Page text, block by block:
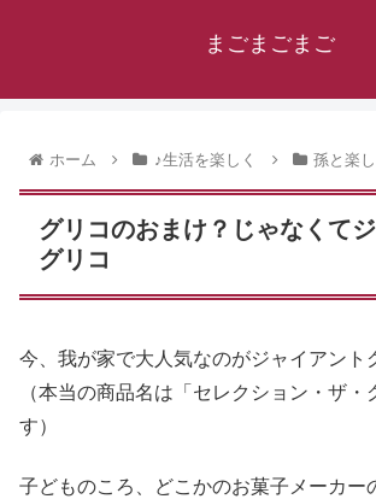
まごまごまご
ホーム ♪生活を楽しく 孫と楽
グリコのおまけ？じゃなくて
グリコ
今、我が家で大人気なのがジャイアント
（本当の商品名は「セレクション・ザ・
す）
子どものころ、どこかのお菓子メーカー